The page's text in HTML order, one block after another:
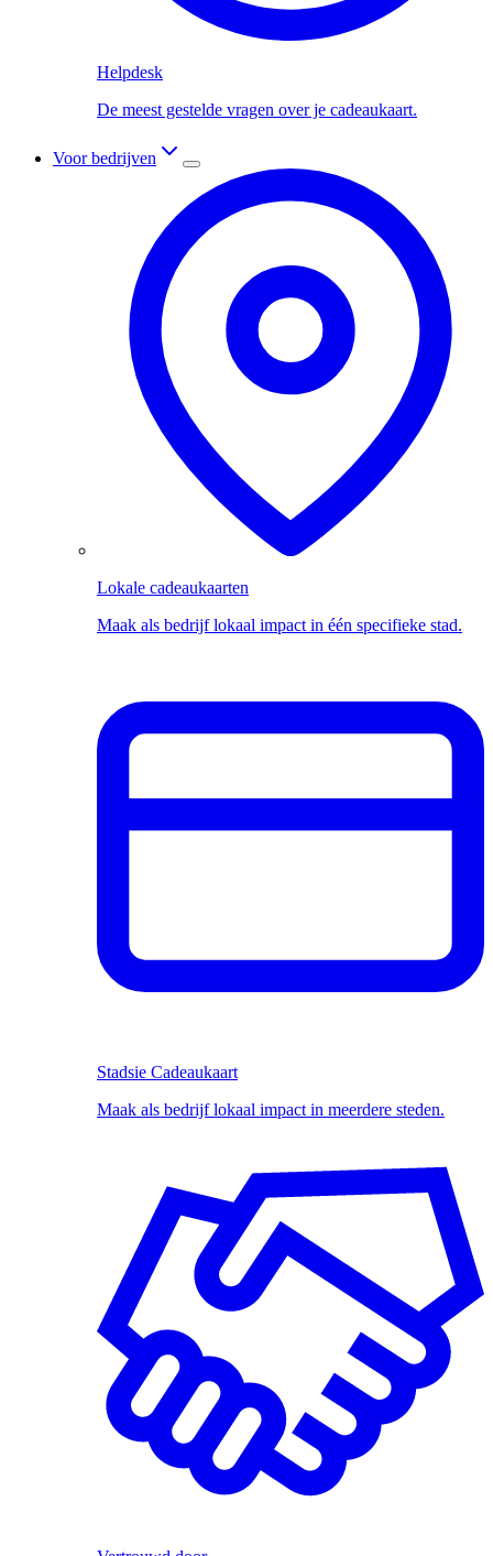
Helpdesk
De meest gestelde vragen over je cadeaukaart.
Voor bedrijven
Lokale cadeaukaarten
Maak als bedrijf lokaal impact in één specifieke stad.
Stadsie Cadeaukaart
Maak als bedrijf lokaal impact in meerdere steden.